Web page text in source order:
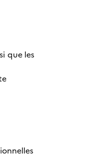
que les